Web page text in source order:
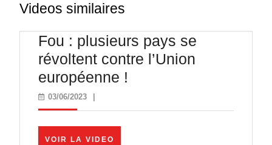
Videos similaires
Fou : plusieurs pays se
révoltent contre l’Union
européenne !
plusieurs
03/06/202303/06/2023
VOIR LA VIDEO